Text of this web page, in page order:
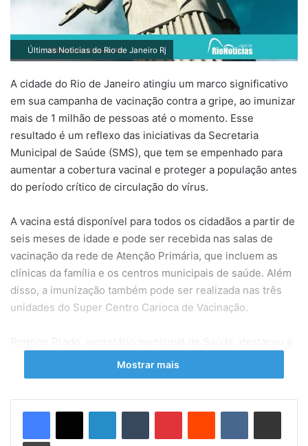
Últimas Noticias do Rio de Janeiro Rj
A cidade do Rio de Janeiro atingiu um marco significativo
em sua campanha de vacinação contra a gripe, ao imunizar
mais de 1 milhão de pessoas até o momento. Esse
resultado é um reflexo das iniciativas da Secretaria
Municipal de Saúde (SMS), que tem se empenhado para
aumentar a cobertura vacinal e proteger a população antes
do período crítico de circulação do vírus.
A vacina está disponível para todos os cidadãos a partir de
seis meses de idade e pode ser recebida nas salas de
vacinação da rede de Atenção Primária, que incluem as
clínicas da família e os centros municipais de saúde. Além
disso, a imunização também pode ser realizada nas três
unidades do Super Centro Carioca de Vacinação.
importância desse avanço, ressaltando a confiança da
população na vacina. Ele afirmou: “Alcançar a marca de 1
demonstra a fé dos cariocas na imunização. Nosso objetivo
Mostrar mais